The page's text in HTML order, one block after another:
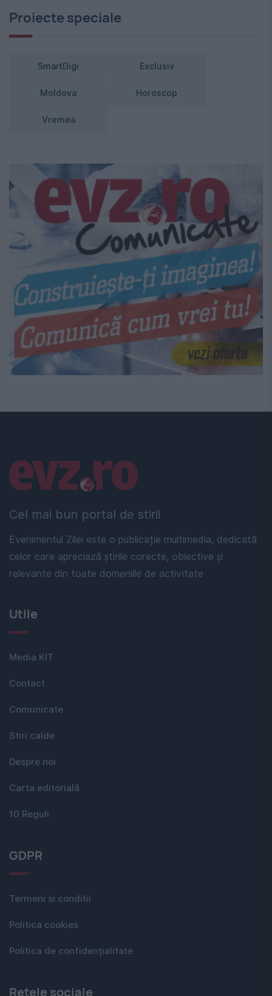
Proiecte speciale
SmartDigi Exclusiv
Moldova Horoscop
Vremea
Cel mai bun portal de stiri!
Evenimentul Zilei este o publicație multimedia, dedicată
celor care apreciază știrile corecte, obiective și
relevante din toate domeniile de activitate
Linkuri utile
Utile
Media KIT
Contact
Comunicate
Stiri calde
Despre noi
Carta editorială
10 Reguli
GDPR
Termeni si conditii
Politica cookies
Politica de confidențialitate
Rețele sociale